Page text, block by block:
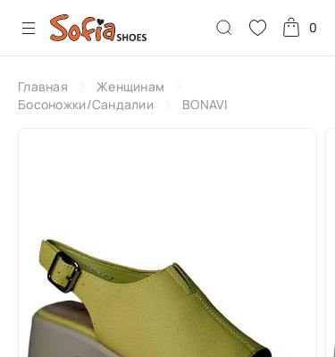
0
Главная
Женщинам
Босоножки/Сандалии
BONAVI